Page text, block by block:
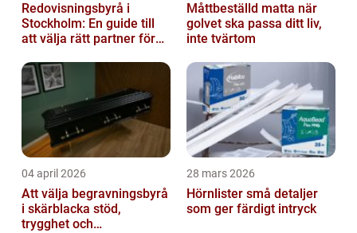
Redovisningsbyrå i
Stockholm: En guide till
att välja rätt partner för
Måttbeställd matta när
golvet ska passa ditt liv,
inte tvärtom
04 april 2026
Att välja begravningsbyrå
i skärblacka stöd,
trygghet och
28 mars 2026
Hörnlister små detaljer
som ger färdigt intryck